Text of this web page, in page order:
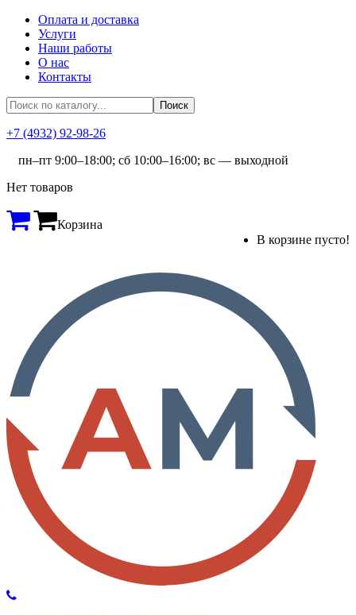
Оплата и доставка
Услуги
Наши работы
О нас
Контакты
+7 (4932) 92-98-26
пн–пт 9:00–18:00; сб 10:00–16:00; вс — выходной
Нет товаров
Корзина
В корзине пусто!